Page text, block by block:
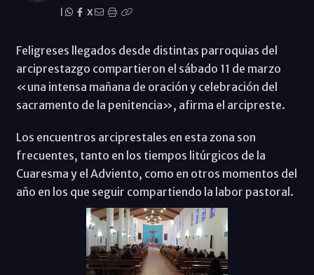
X
Feligreses llegados desde distintas parroquias del
arciprestazgo compartieron el sábado 11 de marzo
«una intensa mañana de oración y celebración del
sacramento de la penitencia», afirma el arcipreste.
Los encuentros arciprestales en esta zona son
frecuentes, tanto en los tiempos litúrgicos de la
Cuaresma y el Adviento, como en otros momentos del
año en los que seguir compartiendo la labor pastoral.